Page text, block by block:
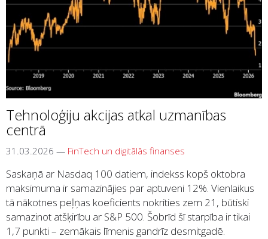
Tehnoloģiju akcijas atkal uzmanības
centrā
31.03.2026 — FinTech un digitālās finanses
Saskaņā ar Nasdaq 100 datiem, indekss kopš oktobra
maksimuma ir samazinājies par aptuveni 12%. Vienlaikus
tā nākotnes peļņas koeficients nokrities zem 21, būtiski
samazinot atšķirību ar S&P 500. Šobrīd šī starpība ir tikai
1,7 punkti – zemākais līmenis gandrīz desmitgadē.